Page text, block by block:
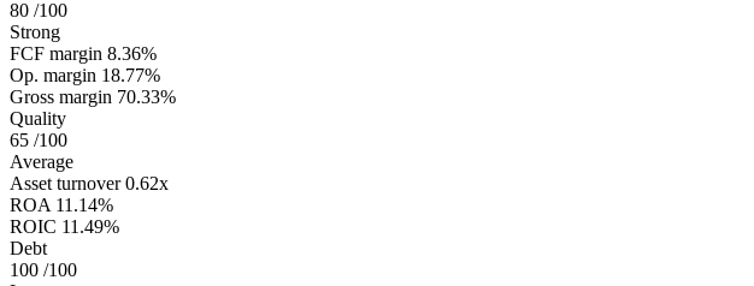
80 /100
Strong
FCF margin 8.36%
Op. margin 18.77%
Gross margin 70.33%
Quality
65 /100
Average
Asset turnover 0.62x
ROA 11.14%
ROIC 11.49%
Debt
100 /100